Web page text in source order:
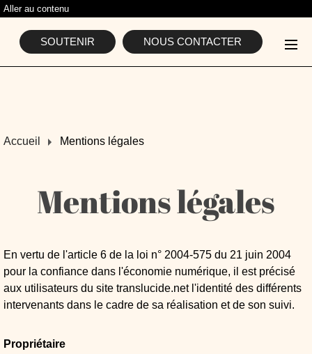
Aller au contenu
SOUTENIR L'ASSOCIATIONNOUS CONTACTER
Accueil Mentions légales
Mentions légales
En vertu de l'article 6 de la loi n° 2004-575 du 21 juin 2004
pour la confiance dans l'économie numérique, il est précisé
aux utilisateurs du site translucide.net l'identité des différents
intervenants dans le cadre de sa réalisation et de son suivi.
Propriétaire